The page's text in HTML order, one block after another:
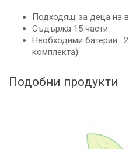
Подходящ за деца на
Съдържа 15 части
Необходими батерии :
комплекта)
Подобни продукти